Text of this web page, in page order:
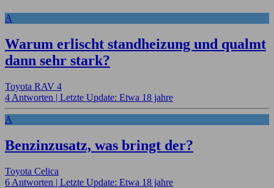
A
Warum erlischt standheizung und qualmt
dann sehr stark?
Toyota RAV 4
4 Antworten | Letzte Update: Etwa 18 jahre
A
Benzinzusatz, was bringt der?
Toyota Celica
6 Antworten | Letzte Update: Etwa 18 jahre